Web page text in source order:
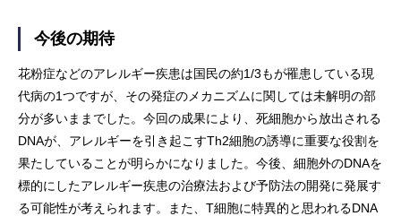
今後の期待
花粉症などのアレルギー疾患は国民の約1/3もが罹患している現
代病の1つですが、その発症のメカニズムに関しては未解明の部
分が多いままでした。今回の成果により、死細胞から放出される
DNAが、アレルギーを引き起こすTh2細胞の誘導に重要な役割を
果たしていることが明らかになりました。今後、細胞外のDNAを
標的にしたアレルギー疾患の治療法および予防法の開発に発展す
る可能性が考えられます。また、T細胞に特異的と思われるDNA